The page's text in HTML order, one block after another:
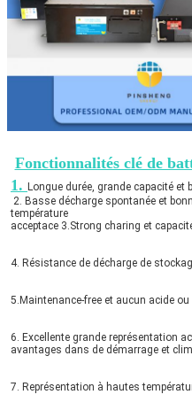
Fonctionnalités clé de
1. Longue durée, grande capacité et
2. Basse décharge spontanée et
température
acceptace 3.Strong charing et
4. Résistance de décharge de
5.Maintenance-free et aucun acide
6. Excellente grande représentation
avantages dans de démarrage et
7. Représentation à hautes